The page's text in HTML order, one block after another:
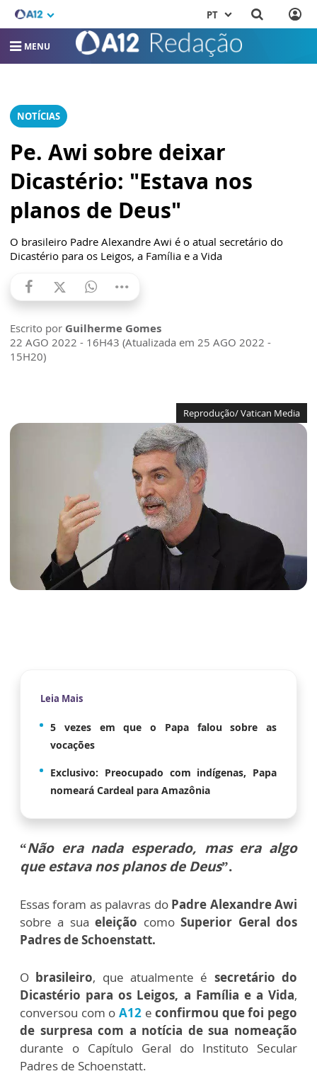
PT
MENU
NOTÍCIAS
Pe. Awi sobre deixar
Dicastério: "Estava nos
planos de Deus"
O brasileiro Padre Alexandre Awi é o atual secretário do
Dicastério para os Leigos, a Família e a Vida
Escrito por Guilherme Gomes
22 AGO 2022 - 16H43 (Atualizada em 25 AGO 2022 -
15H20)
Reprodução/ Vatican Media
Leia Mais
5 vezes em que o Papa falou sobre as
vocações
Exclusivo: Preocupado com indígenas, Papa
nomeará Cardeal para Amazônia
“Não era nada esperado, mas era algo
que estava nos planos de Deus”.
Essas foram as palavras doPadre Alexandre Awi
sobre a sua eleição comoSuperior Geral dos
Padres de Schoenstatt.
O brasileiro, que atualmente é secretário do
Dicastério para os Leigos, a Família e a Vida,
conversou com o A12 econfirmou que foi pego
de surpresa com a notícia de sua nomeação
durante o Capítulo Geral do Instituto Secular
Padres de Schoenstatt.